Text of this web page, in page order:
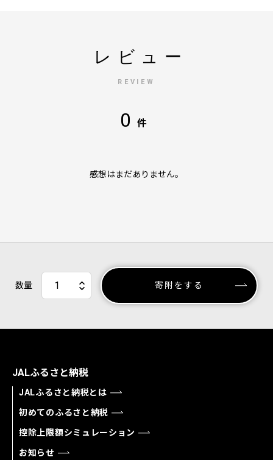
レビュー
REVIEW
0 件
感想はまだありません。
数量 寄附をする
JALふるさと納税
JALふるさと納税とは
初めてのふるさと納税
控除上限額シミュレーション
お知らせ